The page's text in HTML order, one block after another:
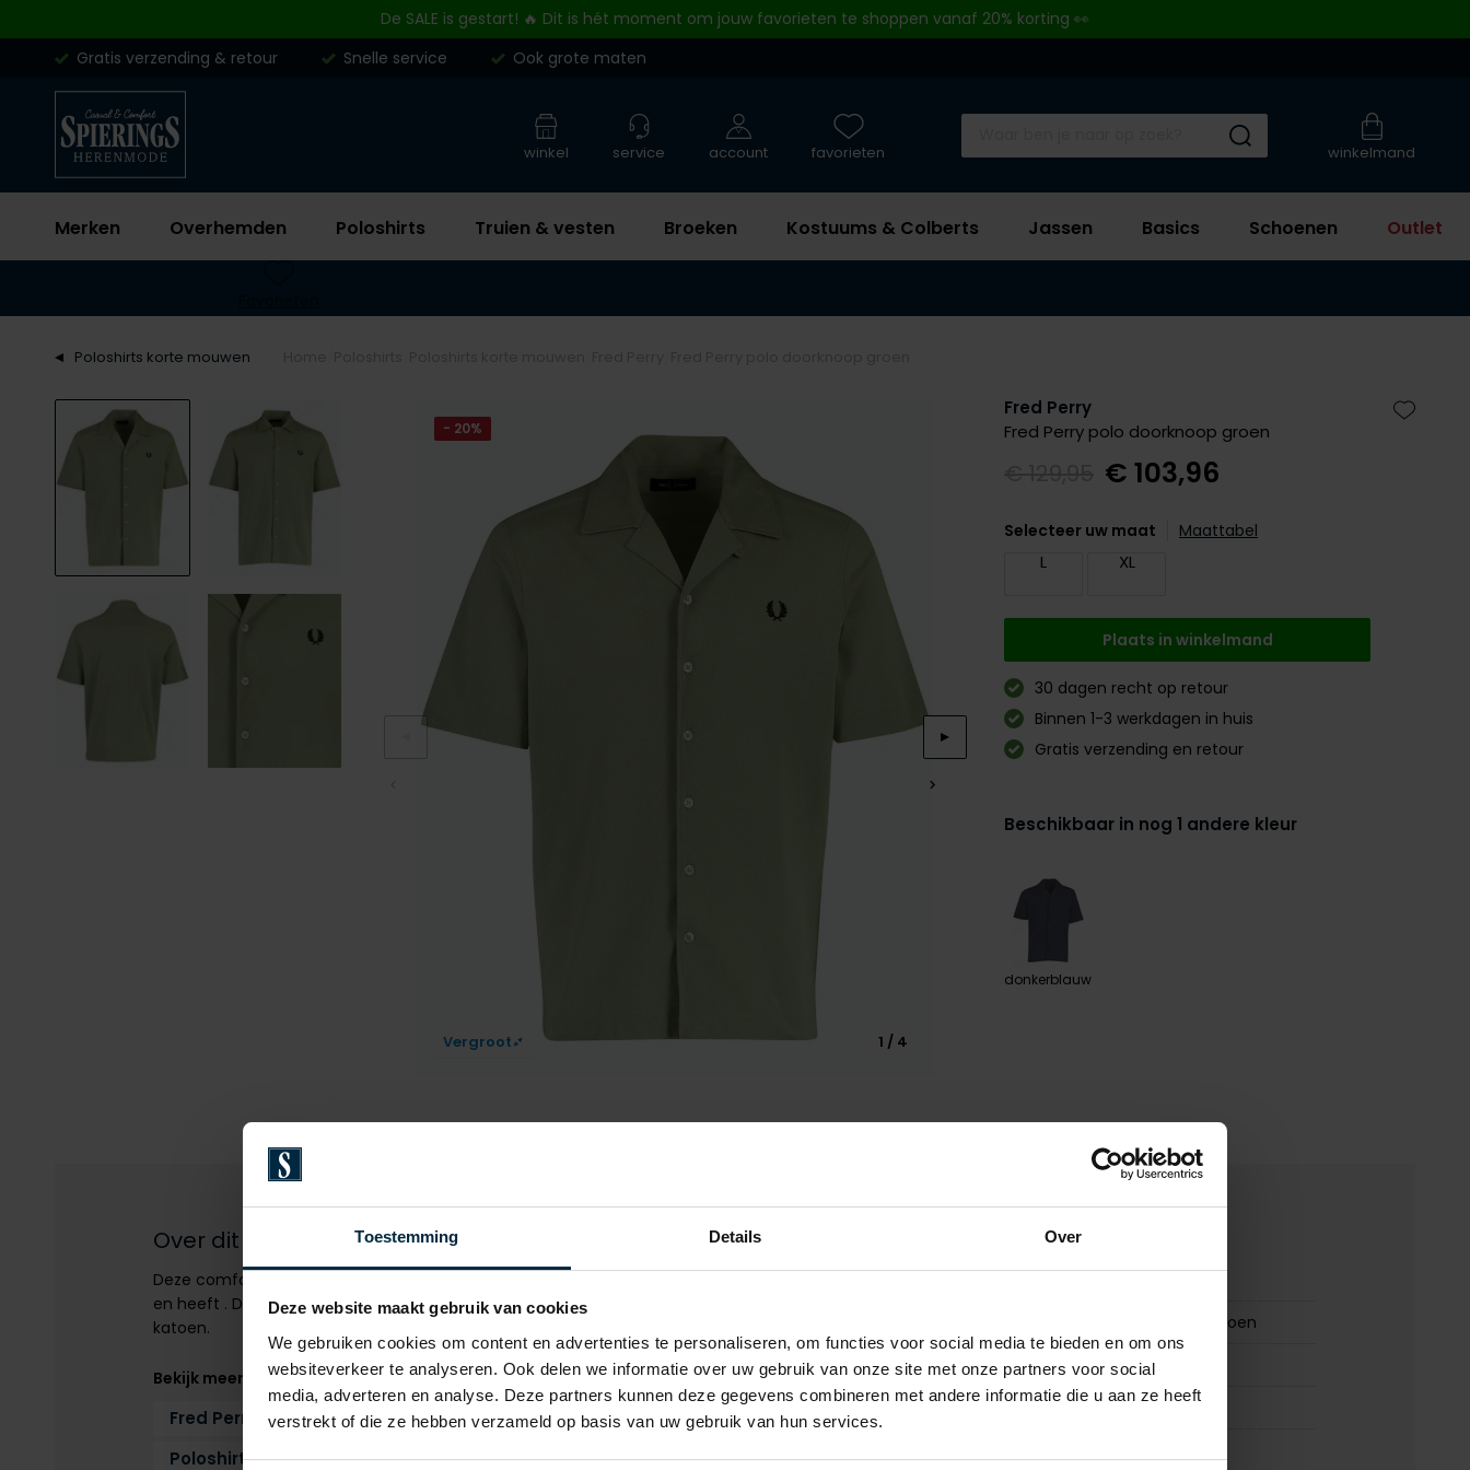
Toestemming Details Over
Deze website maakt gebruik van cookies
We gebruiken cookies om content en advertenties te personaliseren, om functies voor social media te bieden en om ons
websiteverkeer te analyseren. Ook delen we informatie over uw gebruik van onze site met onze partners voor social
media, adverteren en analyse. Deze partners kunnen deze gegevens combineren met andere informatie die u aan ze heeft
verstrekt of die ze hebben verzameld op basis van uw gebruik van hun services.
De SALE is gestart! 🔥 Dit is hét moment om jouw favorieten te shoppen vanaf 20% korting 👀
Gratis verzending & retour
Snelle service Ook grote maten
winkelmand
Submit search
Merken Overhemden Poloshirts Truien & vesten Broeken Kostuums & Colberts Jassen Basics Schoenen Outlet
winkel service account favorieten
Poloshirts korte mouwen
Vergroot 1 / 4
- 20%
Fred Perry
Fred Perry polo doorknoop groen
Zet bij
€ 103,96
Selecteer uw maat Maattabel
L XL
Plaats in winkelmand
30 dagen recht op retour
Binnen 1-3 werkdagen in huis
Gratis verzending en retour
Beschikbaar in nog 1 andere kleur
donkerblauw
Over dit product
Deze comfortabele polo van Fred Perry in de kleur groen heeft een effen dessin
en heeft . De pasvorm van de polo is normale fit en de stof is gemaakt van
katoen.
Bekijk meer
Fred Perry
Poloshirts korte mouwen
Poloshirts korte mouwen Fred Perry
Alle kenmerken
Fred Perry polo doorknoop groen
Merk
Fred Perry
Materiaal
100% katoen